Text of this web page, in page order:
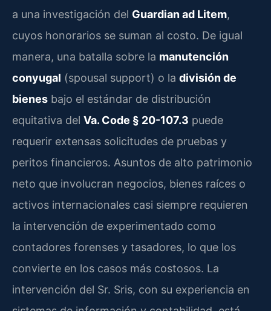
a una investigación del Guardian ad Litem,
cuyos honorarios se suman al costo. De igual
manera, una batalla sobre la manutención
conyugal (spousal support) o la división de
bienes bajo el estándar de distribución
equitativa del Va. Code § 20-107.3 puede
requerir extensas solicitudes de pruebas y
peritos financieros. Asuntos de alto patrimonio
neto que involucran negocios, bienes raíces o
activos internacionales casi siempre requieren
la intervención de experimentado como
contadores forenses y tasadores, lo que los
convierte en los casos más costosos. La
intervención del Sr. Sris, con su experiencia en